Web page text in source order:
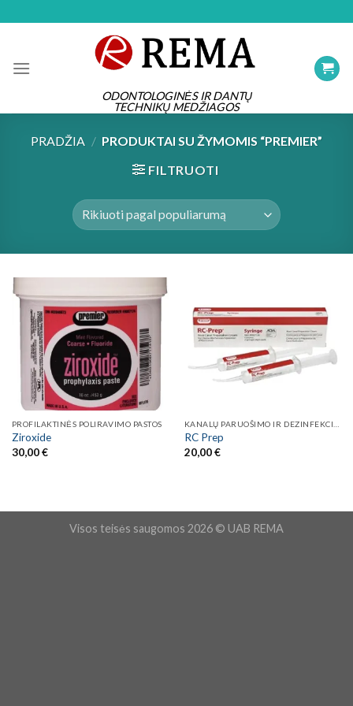
ODONTOLOGINĖS IR DANTŲ
TECHNIKŲ MEDŽIAGOS
PRADŽIA / PRODUKTAI SU ŽYMOMIS “PREMIER”
FILTRUOTI
PROFILAKTINĖS POLIRAVIMO PASTOS
Ziroxide
30,00€
RC Prep
20,00€
Visos teisės saugomos 2026 © UAB REMA